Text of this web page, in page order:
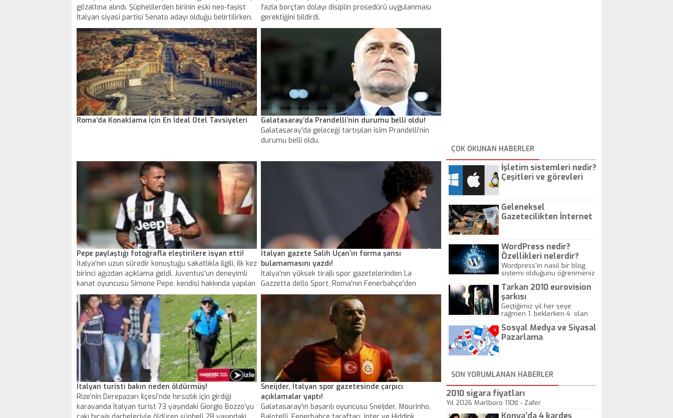
gözaltına alındı. Şüphelilerden birinin eski neo-faşist
İtalyan siyasi partisi Senato adayı olduğu belirtilirken,
diğer 2’sinin ise havaalanında hangarda sakladıkları
füzeyi satmaya çalıştıkları duyuruldu.
fazla borçtan dolayı disiplin prosedürü uygulanması
gerektiğini bildirdi.
Roma’da Konaklama İçin En İdeal Otel Tavsiyeleri
Galatasaray’da Prandelli’nin durumu belli oldu!
Galatasaray'da geleceği tartışılan isim Prandelli'nin
durumu belli oldu.
Pepe paylaştığı fotoğrafla eleştirilere isyan etti!
İtalya'nın uzun süredir konuştuğu sakatlıkla ilgili, ilk kez
birinci ağızdan açıklama geldi. Juventus'un deneyimli
kanat oyuncusu Simone Pepe, kendisi hakkında yapılan
eleştirilere ve hakkındaki spekülasyonlara sonunda
isyan etti, paylaştığı fotoğraflarla durumunu gözler
önüne serdi.
İtalyan gazete Salih Uçan’ın forma şansı
bulamamasını yazdı!
İtalya'nın yüksek tirajlı spor gazetelerinden La
Gazzetta dello Sport, Roma'nın Fenerbahçe'den
kiraladığı Salih Uçan'ın, fazla forma şansı
bulamamasını sayfalarına taşıdı.
İtalyan turisti bakın neden öldürmüş!
Rize’nin Derepazarı İlçesi’nde hırsızlık için girdiği
karavanda İtalyan turist 73 yaşındaki Giorgio Bozzo’yu
Sneijder, İtalyan spor gazetesinde çarpıcı
açıklamalar yaptı!
Galatasaray'ın başarılı oyuncusu Sneijder, Mourinho,
ÇOK OKUNAN HABERLER
İşletim sistemleri nedir?
Çeşitleri ve görevleri
Geleneksel
Gazetecilikten İnternet
WordPress nedir?
Özellikleri nelerdir?
Wordpress'in nasıl bir blog
sistemi olduğunu öğrenmeniz
Tarkan 2010 eurovision
şarkısı
Geçtiğimiz yıl her şeye
rağmen 1. beklerken 4. olan
gösterisinin bu yarışmada
önemli olmadığını anlamıştır.
Sosyal Medya ve Siyasal
Pazarlama
SON YORUMLANAN HABERLER
2010 sigara fiyatları
Yıl 2026 Marlboro 110tl - Zafer
Konya’da 4 kardeş